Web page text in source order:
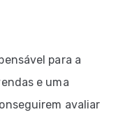
para a
e uma
avaliar